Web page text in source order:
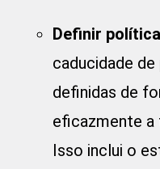
Definir
caducidade
definidas de
eficazmente
Isso inclui o